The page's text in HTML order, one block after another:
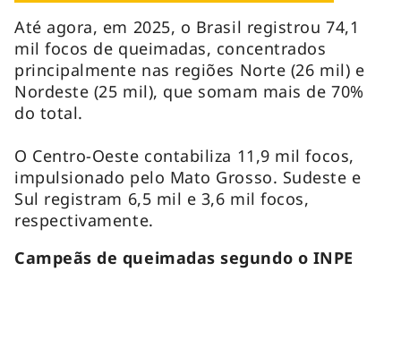
Até agora, em 2025, o Brasil registrou 74,1
mil focos de queimadas, concentrados
principalmente nas regiões Norte (26 mil) e
Nordeste (25 mil), que somam mais de 70%
do total.
O Centro-Oeste contabiliza 11,9 mil focos,
impulsionado pelo Mato Grosso. Sudeste e
Sul registram 6,5 mil e 3,6 mil focos,
respectivamente.
Campeãs de queimadas segundo o INPE